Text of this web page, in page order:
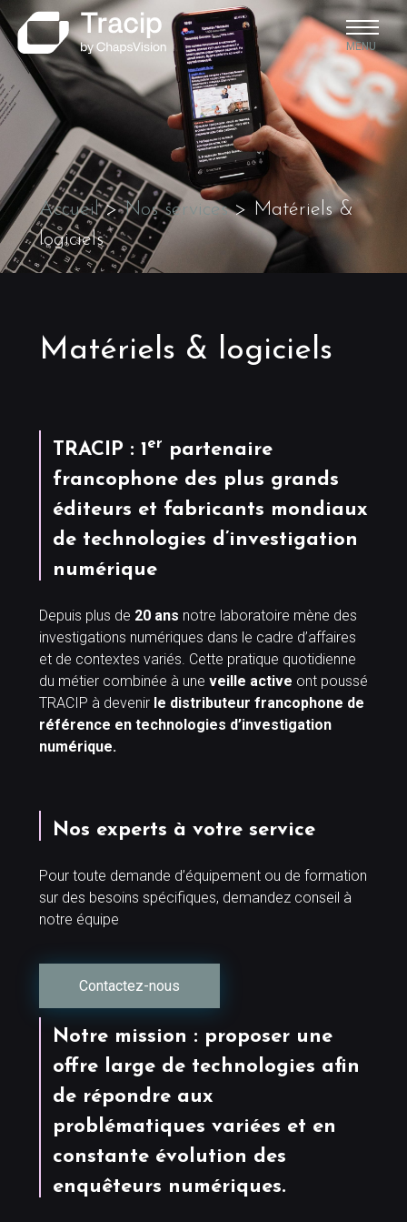
MENU
Accueil>Nos services> Matériels &
logiciels
Matériels & logiciels
TRACIP : 1er
partenaire
francophone des plus grands
éditeurs et fabricants mondiaux
de technologies d’investigation
numérique
Depuis plus de 20 ans notre laboratoire mène des
investigations numériques dans le cadre d’affaires
et de contextes variés. Cette pratique quotidienne
du métier combinée à une veille active ont poussé
TRACIP à devenir le distributeur francophone de
référence en technologies d’investigation
numérique.
Nos experts à votre service
Pour toute demande d’équipement ou de formation
sur des besoins spécifiques, demandez conseil à
notre équipe
Contactez-nous
Notre mission : proposer une
offre large de technologies afin
de répondre aux
problématiques variées et en
constante évolution des
enquêteurs numériques.